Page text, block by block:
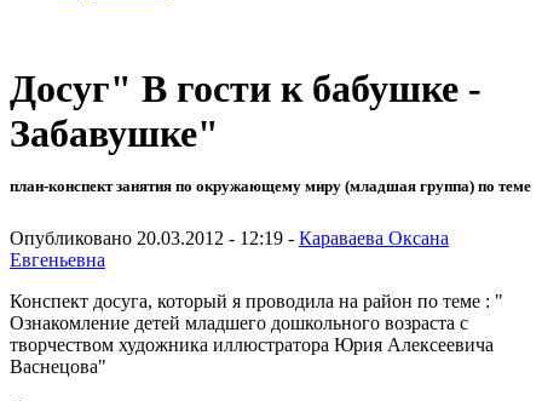
Досуг" В гости к бабушке -
Забавушке"
план-конспект занятия по окружающему миру (младшая группа) по теме
Опубликовано 20.03.2012 - 12:19 - Караваева Оксана
Евгеньевна
Конспект досуга, который я проводила на район по теме : "
Ознакомление детей младшего дошкольного возраста с
творчеством художника иллюстратора Юрия Алексеевича
Васнецова"